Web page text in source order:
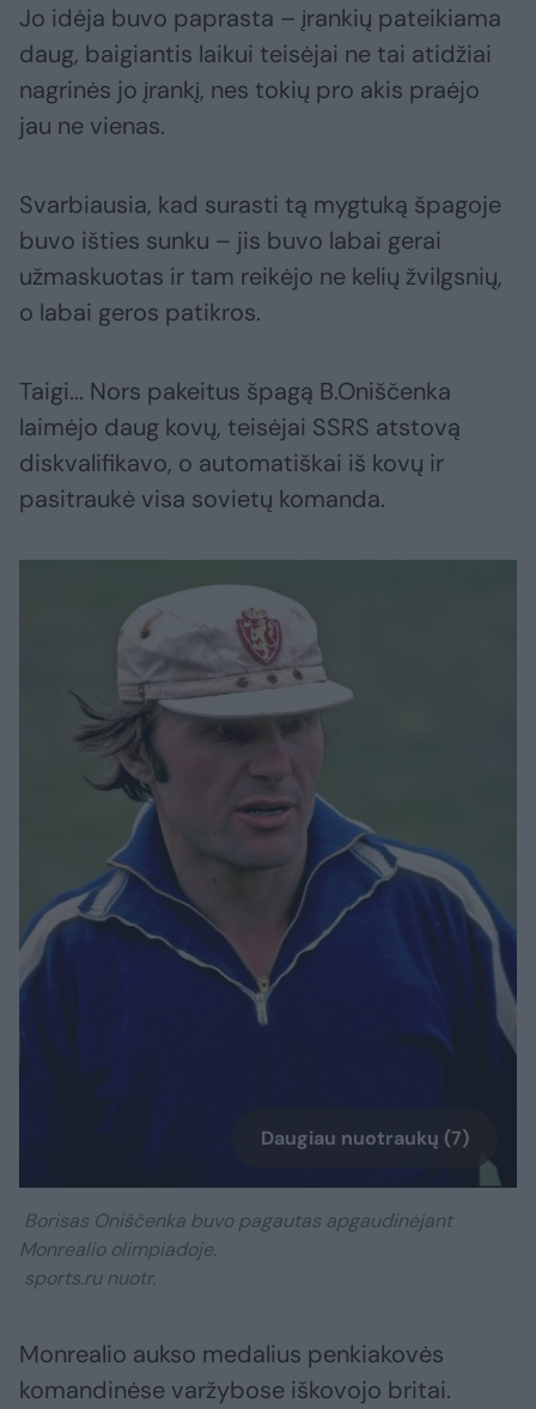
Jo idėja buvo paprasta – įrankių pateikiama
daug, baigiantis laikui teisėjai ne tai atidžiai
nagrinės jo įrankį, nes tokių pro akis praėjo
jau ne vienas.
Svarbiausia, kad surasti tą mygtuką špagoje
buvo išties sunku – jis buvo labai gerai
užmaskuotas ir tam reikėjo ne kelių žvilgsnių,
o labai geros patikros.
Taigi... Nors pakeitus špagą B.Oniščenka
laimėjo daug kovų, teisėjai SSRS atstovą
diskvalifikavo, o automatiškai iš kovų ir
pasitraukė visa sovietų komanda.
Daugiau nuotraukų (7)
Borisas Oniščenka buvo pagautas apgaudinėjant
Monrealio olimpiadoje.
sports.ru nuotr.
Monrealio aukso medalius penkiakovės
komandinėse varžybose iškovojo britai.